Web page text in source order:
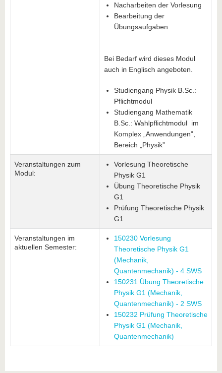
Nacharbeiten der Vorlesung
Bearbeitung der
Übungsaufgaben
Bei Bedarf wird dieses Modul
auch in Englisch angeboten.
Studiengang Physik B.Sc.:
Pflichtmodul
Studiengang Mathematik
B.Sc.: Wahlpflichtmodul im
Komplex „Anwendungen”,
Bereich „Physik”
Veranstaltungen zum
Modul:
Vorlesung Theoretische
Physik G1
Übung Theoretische Physik
G1
Prüfung Theoretische Physik
G1
Veranstaltungen im
aktuellen Semester:
150230 Vorlesung
Theoretische Physik G1
(Mechanik,
Quantenmechanik) - 4 SWS
150231 Übung Theoretische
Physik G1 (Mechanik,
Quantenmechanik) - 2 SWS
150232 Prüfung Theoretische
Physik G1 (Mechanik,
Quantenmechanik)